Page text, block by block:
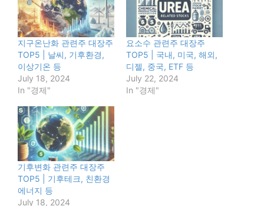
지구온난화 관련주 대장주
TOP5 | 날씨, 기후환경,
이상기온 등
July 18, 2024
In "경제"
요소수 관련주 대장주
TOP5 | 국내, 미국, 해외,
디젤, 중국, ETF 등
July 22, 2024
In "경제"
기후변화 관련주 대장주
TOP5 | 기후테크, 친환경
에너지 등
July 18, 2024